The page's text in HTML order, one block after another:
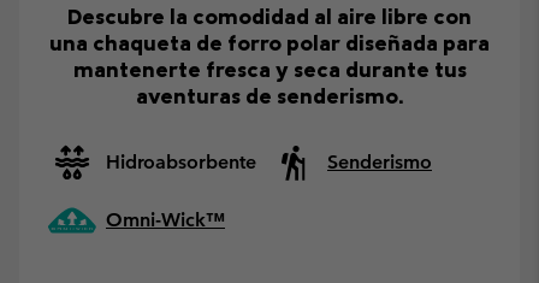
Descubre la comodidad al aire libre con
una chaqueta de forro polar diseñada para
mantenerte fresca y seca durante tus
aventuras de senderismo.
Hidroabsorbente Senderismo
Omni-Wick™